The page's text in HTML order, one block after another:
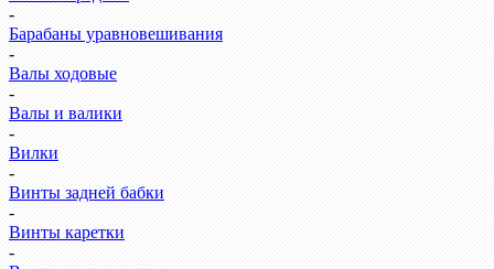
-
Барабаны уравновешивания
-
Валы ходовые
-
Валы и валики
-
Вилки
-
Винты задней бабки
-
Винты каретки
-